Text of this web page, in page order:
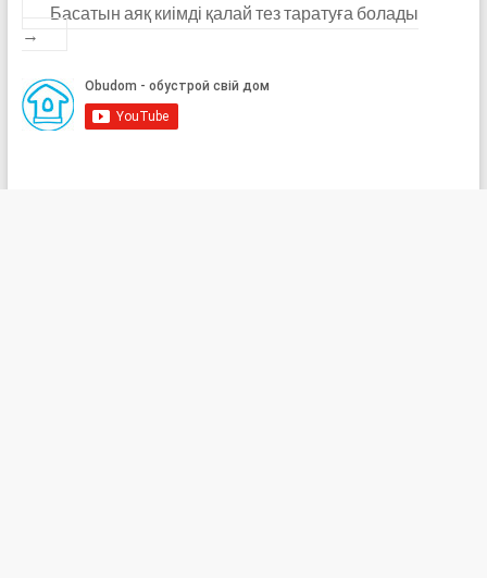
Басатын аяқ киімді қалай тез таратуға болады
→